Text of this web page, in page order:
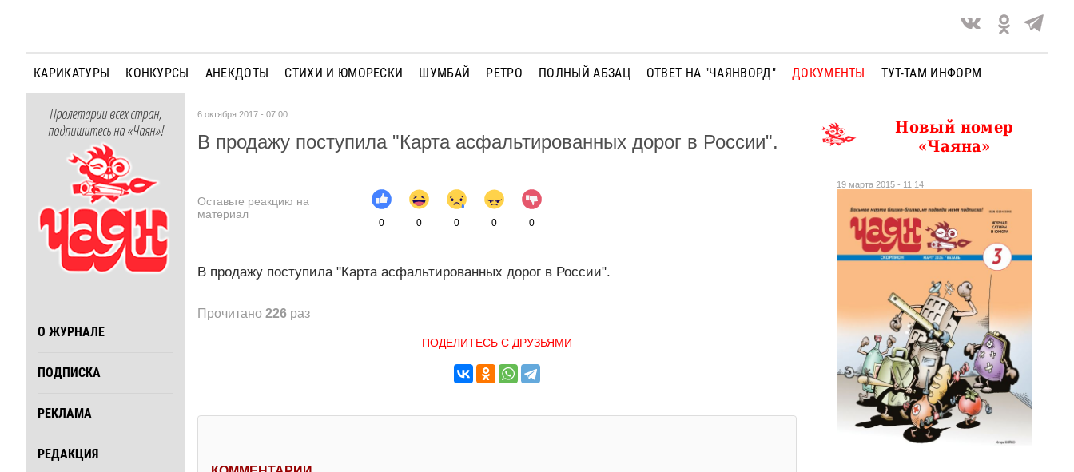
КАРИКАТУРЫ КОНКУРСЫ АНЕКДОТЫ СТИХИ И ЮМОРЕСКИ ШУМБАЙ РЕТРО ПОЛНЫЙ АБЗАЦ ОТВЕТ НА "ЧАЯНВОРД" ДОКУМЕНТЫ ТУТ-ТАМ ИНФОРМ
Пролетарии всех стран,
подпишитесь на «Чаян»!
О ЖУРНАЛЕ
ПОДПИСКА
РЕКЛАМА
РЕДАКЦИЯ
6 октября 2017 - 07:00
В продажу поступила "Карта асфальтированных дорог в России".
Оставьте реакцию на
материал
0 0 0 0 0
В продажу поступила "Карта асфальтированных дорог в России".
Прочитано 226 раз
ПОДЕЛИТЕСЬ С ДРУЗЬЯМИ
Новый номер
«Чаяна»
19 марта 2015 - 11:14